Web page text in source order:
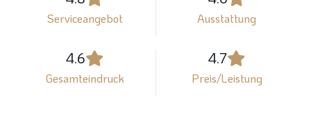
Serviceangebot Ausstattung
4.6
Gesamteindruck
4.7
Preis/Leistung